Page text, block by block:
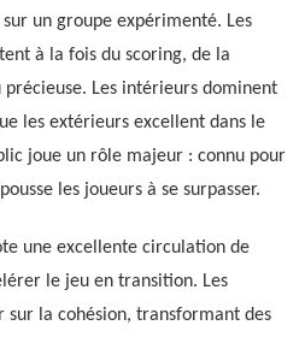
sur un groupe expérimenté. Les
à la fois du scoring, de la
Les intérieurs dominent
les extérieurs excellent dans le
joue un rôle majeur : connu pour
les joueurs à se surpasser.
une excellente circulation de
le jeu en transition. Les
la cohésion, transformant des